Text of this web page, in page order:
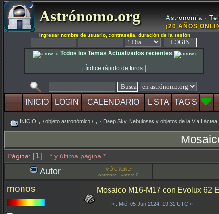
Astrónomo.org Astronomía ·
¡20 AÑOS
Ingresar nombre de usuario, contraseña, duración de la sesión
Todos los Temas Actualizados recientes
| Índice rápido de foros |
INICIO LOGIN CALENDARIO LISTA TAG'S
INICIO / objeto astronómico / · Deep Sky, Nebulosas y objetos de la Vía
Página: [1] * y última página *
Autor astrons: votos: 0
monos Mosaico M16-M17 con Evolux 62
« : Mié, 05 Jun 2024, 19:32 UTC »